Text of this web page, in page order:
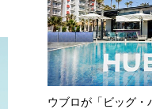
ウブロが「ビッグ・